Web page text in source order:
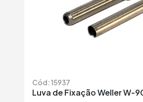
Cód: 15937
Luva de Fixação Weller W-